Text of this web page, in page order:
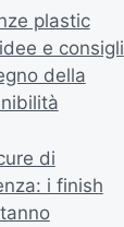
plastic
e consigli
della
di
i finish